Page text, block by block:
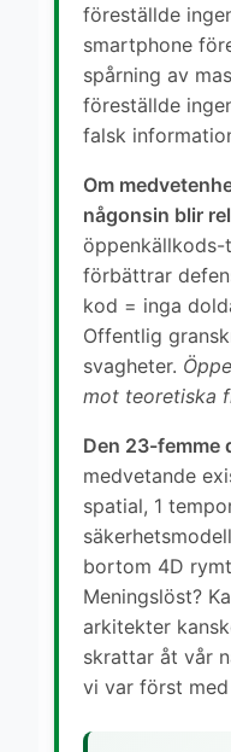
föreställde
smartphone
spårning av
föreställde
falsk
Om
någonsin blir
förbättrar
kod = inga
Offentlig
svagheter.
mot teoretiska
Den 23-femme
medvetande
spatial, 1
bortom 4D
Meningslöst?
arkitekter
skrattar åt vår
vi var först